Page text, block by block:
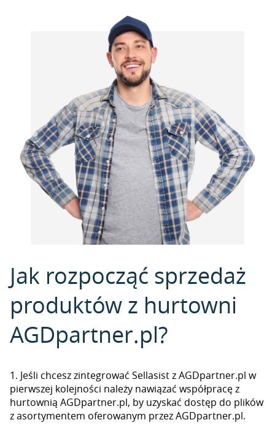
Jak rozpocząć sprzedaż
produktów z hurtowni
AGDpartner.pl?
1. Jeśli chcesz zintegrować Sellasist z AGDpartner.pl w
pierwszej kolejności należy nawiązać współpracę z
hurtownią AGDpartner.pl, by uzyskać dostęp do plików
z asortymentem oferowanym przez AGDpartner.pl.